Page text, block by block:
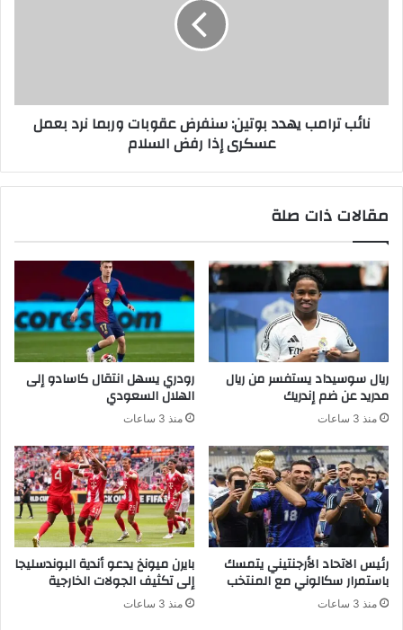
نائب ترامب يهدد بوتين: سنفرض عقوبات وربما نرد بعمل
عسكرى إذا رفض السلام
مقالات ذات صلة
ريال سوسيداد يستفسر من ريال
مدريد عن ضم إندريك
منذ 3 ساعات
رودري يسهل انتقال كاسادو إلى
الهلال السعودي
منذ 3 ساعات
رئيس الاتحاد الأرجنتيني يتمسك
باستمرار سكالوني مع المنتخب
منذ 3 ساعات
بايرن ميونخ يدعو أندية البوندسليجا
إلى تكثيف الجولات الخارجية
منذ 3 ساعات